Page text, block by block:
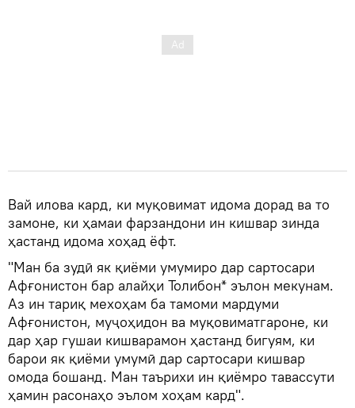
Вай илова кард, ки муқовимат идома дорад ва то
замоне, ки ҳамаи фарзандони ин кишвар зинда
ҳастанд идома хоҳад ёфт.
"Ман ба зудӣ як қиёми умумиро дар сартосари
Афғонистон бар алайҳи Толибон* эълон мекунам.
Аз ин тариқ мехоҳам ба тамоми мардуми
Афғонистон, муҷоҳидон ва муқовиматгароне, ки
дар ҳар гушаи кишварамон ҳастанд бигуям, ки
барои як қиёми умумӣ дар сартосари кишвар
омода бошанд. Ман таърихи ин қиёмро тавассути
ҳамин расонаҳо эълом хоҳам кард".